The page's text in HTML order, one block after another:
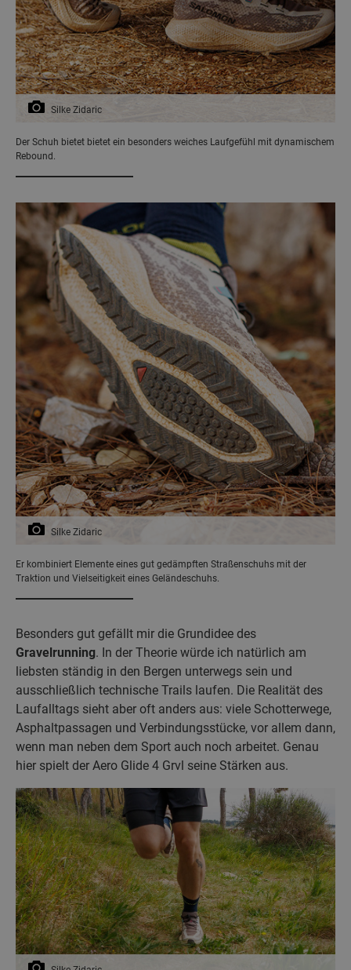
Silke Zidaric
Der Schuh bietet bietet ein besonders weiches Laufgefühl mit dynamischem
Rebound.
Silke Zidaric
Er kombiniert Elemente eines gut gedämpften Straßenschuhs mit der
Traktion und Vielseitigkeit eines Geländeschuhs.
Besonders gut gefällt mir die Grundidee des
Gravelrunning. In der Theorie würde ich natürlich am
liebsten ständig in den Bergen unterwegs sein und
ausschließlich technische Trails laufen. Die Realität des
Laufalltags sieht aber oft anders aus: viele Schotterwege,
Asphaltpassagen und Verbindungsstücke, vor allem dann,
wenn man neben dem Sport auch noch arbeitet. Genau
hier spielt der Aero Glide 4 Grvl seine Stärken aus.